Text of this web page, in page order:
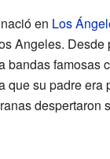
en Los
Angeles.
bandas famosas
que su padre era
despertaron